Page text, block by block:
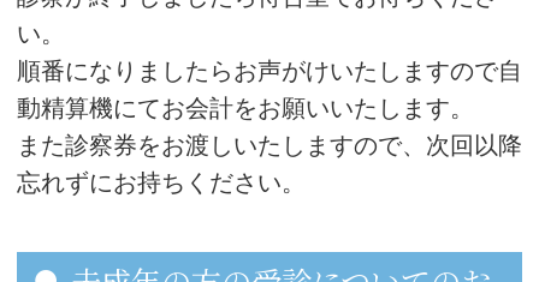
い。
順番になりましたらお声がけいたしますので自
動精算機にてお会計をお願いいたします。
また診察券をお渡しいたしますので、次回以降
忘れずにお持ちください。